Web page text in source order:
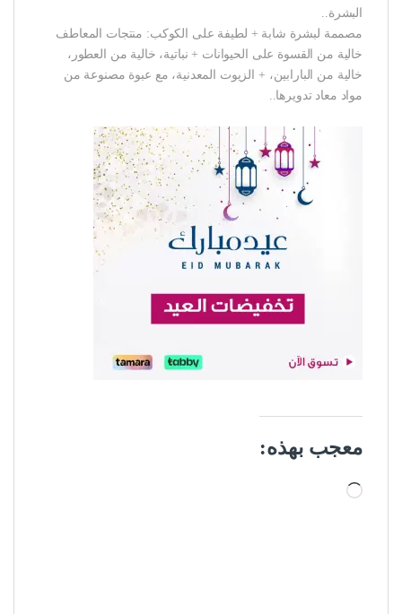
البشرة..
مصممة لبشرة شابة + لطيفة على الكوكب: منتجات المعاطف
خالية من القسوة على الحيوانات + نباتية، خالية من العطور،
خالية من البارابين، + الزيوت المعدنية، مع عبوة مصنوعة من
مواد معاد تدويرها..
معجب بهذه:
جاري التحميل…